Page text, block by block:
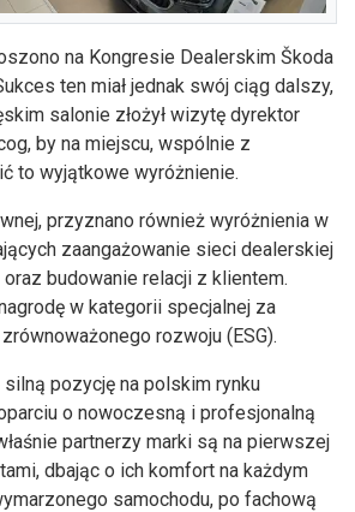
na Kongresie Dealerskim Škoda
ten miał jednak swój ciąg dalszy,
salonie złożył wizytę dyrektor
by na miejscu, wspólnie z
to wyjątkowe wyróżnienie.
przyznano również wyróżnienia w
zaangażowanie sieci dealerskiej
budowanie relacji z klientem.
w kategorii specjalnej za
rozwoju (ESG).
pozycję na polskim rynku
o nowoczesną i profesjonalną
partnerzy marki są na pierwszej
dbając o ich komfort na każdym
samochodu, po fachową